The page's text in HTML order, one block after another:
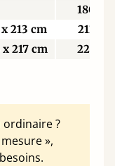
180
213 cm 213
217 cm 229
ordinaire ?
»,